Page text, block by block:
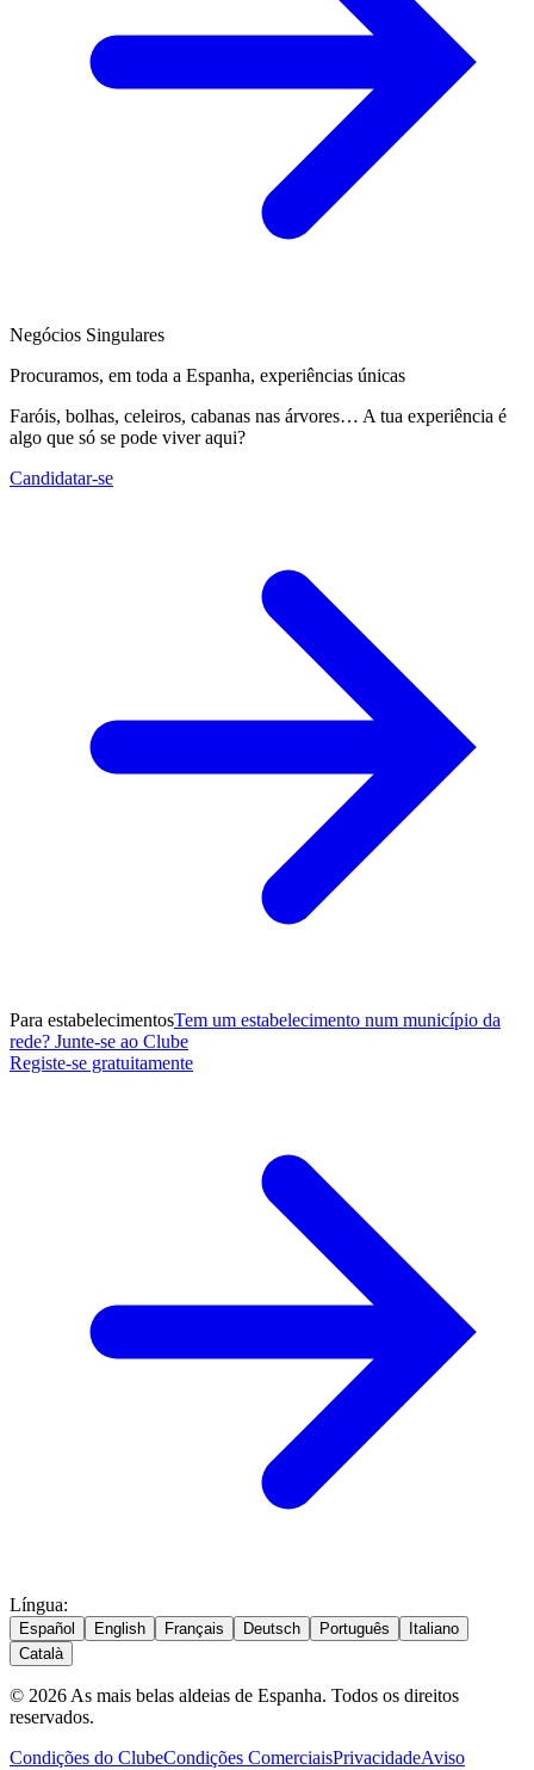
Negócios Singulares
Procuramos, em toda a Espanha, experiências únicas
Faróis, bolhas, celeiros, cabanas nas árvores… A tua experiência é
algo que só se pode viver aqui?
Candidatar-se
Para estabelecimentosTem um estabelecimento num município da
rede? Junte-se ao Clube
Registe-se gratuitamente
Língua:
Español English Français Deutsch Português
Italiano
Català
© 2026 As mais belas aldeias de Espanha. Todos os direitos
reservados.
Condições do ClubeCondições ComerciaisPrivacidadeAviso